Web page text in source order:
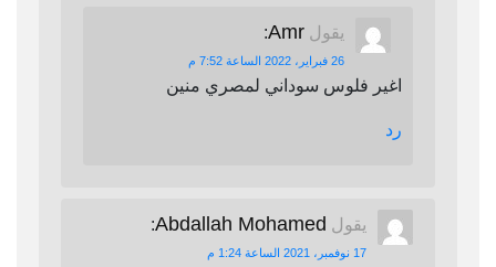
يقول Amr
:
26 فبراير، 2022 الساعة 7:52 م
اغير فلوس سوداني لمصري منين
رد
يقول Abdallah Mohamed
:
17 نوفمبر، 2021 الساعة 1:24 م